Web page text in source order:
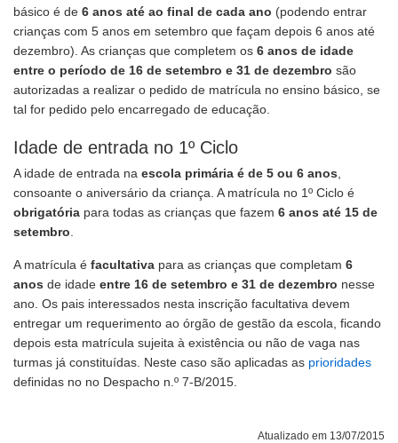
básico é de 6 anos até ao final de cada ano (podendo entrar
crianças com 5 anos em setembro que façam depois 6 anos até
dezembro). As crianças que completem os 6 anos de idade
entre o período de 16 de setembro e 31 de dezembro são
autorizadas a realizar o pedido de matrícula no ensino básico, se
tal for pedido pelo encarregado de educação.
Idade de entrada no 1º Ciclo
A idade de entrada na escola primária é de 5 ou 6 anos
consoante o aniversário da criança. A matrícula no 1º Ciclo é
obrigatória para todas as crianças que fazem 6 anos até 15 de
setembro
A matrícula é facultativa para as crianças que completam 6
anos de idade entre 16 de setembro e 31 de dezembro nesse
ano. Os pais interessados nesta inscrição facultativa devem
entregar um requerimento ao órgão de gestão da escola, ficando
depois esta matrícula sujeita à existência ou não de vaga nas
turmas já constituídas. Neste caso são aplicadas as prioridades
definidas no no Despacho n.º 7-B/2015.
Atualizado em 13/07/2015